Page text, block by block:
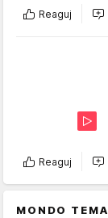
Reaguj
Reaguj
MONDO TEMA